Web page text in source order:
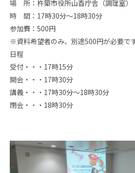
場 所：杵築市役所山香庁舎（調理室）
時 間：17時30分～18時30分
参加費：500円
※資料希望者のみ、別途500円が必要です
日程
受付・・・17時15分
開会・・・17時30分
講義・・・17時30分～18時30分
閉会・・・18時30分